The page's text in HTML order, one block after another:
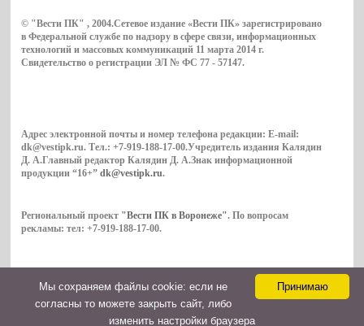
© "Вести ПК" , 2004.Сетевое издание «Вести ПК» зарегистрировано
в Федеральной службе по надзору в сфере связи, информационных
технологий и массовых коммуникаций 11 марта 2014 г.
Свидетельство о регистрации ЭЛ № ФС 77 - 57147.
Адрес электронной почты и номер телефона редакции: E-mail:
dk@vestipk.ru. Тел.: +7-919-188-17-00.Учредитель издания Калядин
Д. А.Главный редактор Калядин Д. А.Знак информационной
продукции “16+”dk@vestipk.ru.
Региональный проект "Вести ПК в Воронеже". По вопросам
рекламы: тел: +7-919-188-17-00.
Copyright © 2026. ВестиПК в Воронеже
Контакты
Принимаю
Мы cохраняем файлы cookie: если не
согласны то можете закрыть сайт, либо
изменить настройки браузера